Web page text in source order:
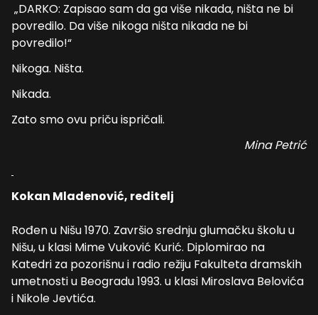
„DARKO: Zapisao sam da ga više nikada, ništa ne bi
povredilo. Da više nikoga ništa nikada ne bi
povredilo!“
Nikoga. Ništa.
Nikada.
Zato smo ovu priču ispričali.
Mina Petrić
Kokan Mladenović, reditelj
Rođen u Nišu 1970. Završio srednju glumačku školu u
Nišu, u klasi Mime Vuković Kurić. Diplomirao na
Katedri za pozorišnu i radio režiju Fakulteta dramskih
umetnosti u Beogradu 1993. u klasi Miroslava Belovića
i Nikole Jevtića.